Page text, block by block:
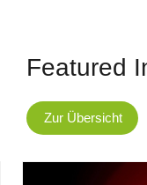
Featured
Zur Übersicht